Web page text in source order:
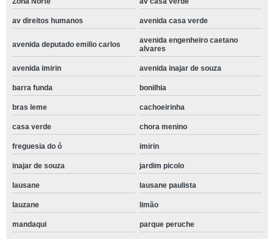
av direitos humanos avenida casa verde
avenida deputado emilio carlos
avenida engenheiro caetano
alvares
avenida imirin avenida inajar de souza
barra funda bonilhia
bras leme cachoeirinha
casa verde chora menino
freguesia do ó imirin
inajar de souza jardim picolo
lausane lausane paulista
lauzane limão
mandaqui parque peruche